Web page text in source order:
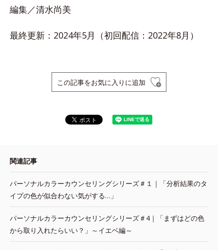
編集／清水尚美
最終更新：2024年5月（初回配信：2022年8月）
この記事をお気に入りに追加
関連記事
パーソナルカラーカウンセリングシリーズ＃１｜「分析結果のタ
イプの色が似合わない気がする…」
パーソナルカラーカウンセリングシリーズ＃4｜「まずはどの色
から取り入れたらいい？」～イエベ編～